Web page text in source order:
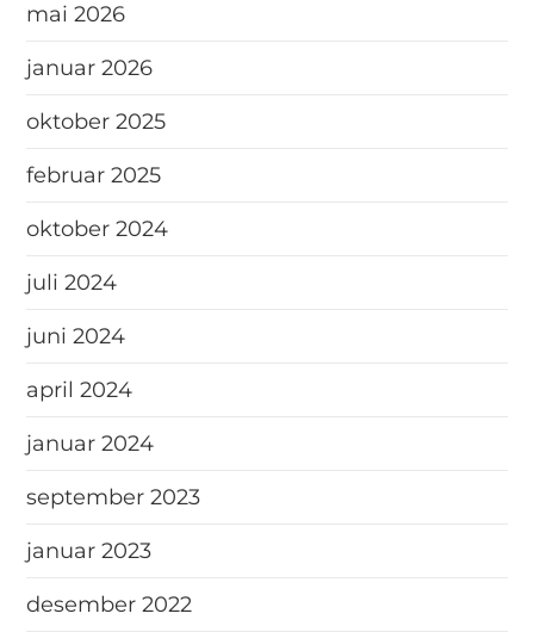
mai 2026
januar 2026
oktober 2025
februar 2025
oktober 2024
juli 2024
juni 2024
april 2024
januar 2024
september 2023
januar 2023
desember 2022